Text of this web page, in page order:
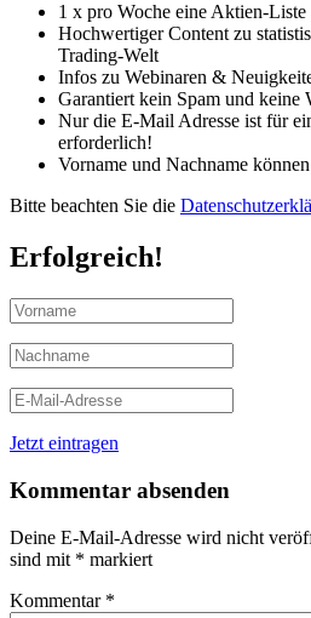
1 x pro Woche eine Aktien-
Hochwertiger Content zu
Trading-Welt
Infos zu Webinaren &
Garantiert kein Spam und keine
Nur die E-Mail Adresse ist für
erforderlich!
Vorname und Nachname
Bitte beachten Sie die
Erfolgreich!
Jetzt eintragen
Kommentar absenden
Deine E-Mail-Adresse wird nicht
sind mit * markiert
Kommentar *